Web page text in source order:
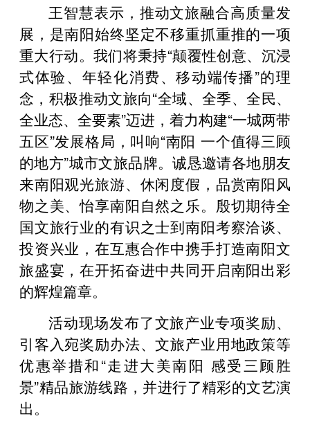
王智慧表示，推动文旅融合高质量发
展，是南阳始终坚定不移重抓重推的一项
重大行动。我们将秉持“颠覆性创意、沉浸
式体验、年轻化消费、移动端传播”的理
念，积极推动文旅向“全域、全季、全民、
全业态、全要素”迈进，着力构建“一城两带
五区”发展格局，叫响“南阳 一个值得三顾
的地方”城市文旅品牌。诚恳邀请各地朋友
来南阳观光旅游、休闲度假，品赏南阳风
物之美、怡享南阳自然之乐。殷切期待全
国文旅行业的有识之士到南阳考察洽谈、
投资兴业，在互惠合作中携手打造南阳文
旅盛宴，在开拓奋进中共同开启南阳出彩
的辉煌篇章。
活动现场发布了文旅产业专项奖励、
引客入宛奖励办法、文旅产业用地政策等
优惠举措和“走进大美南阳 感受三顾胜
景”精品旅游线路，并进行了精彩的文艺演
出。